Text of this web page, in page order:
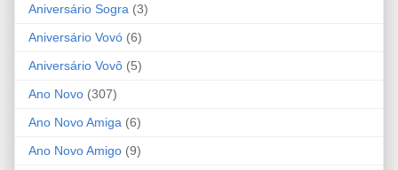
Aniversário Sogra (3)
Aniversário Vovó (6)
Aniversário Vovô (5)
Ano Novo (307)
Ano Novo Amiga (6)
Ano Novo Amigo (9)